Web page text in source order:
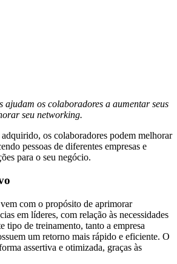
ajudam os colaboradores a aumentar seus
seu networking.
os colaboradores podem melhorar
pessoas de diferentes empresas e
para o seu negócio.
com o propósito de aprimorar
em líderes, com relação às necessidades
tipo de treinamento, tanto a empresa
um retorno mais rápido e eficiente. O
assertiva e otimizada, graças às